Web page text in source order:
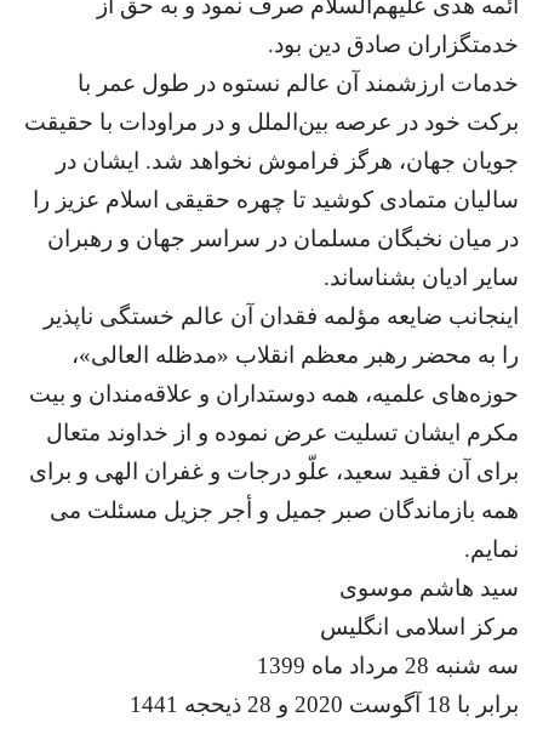
ائمه هدی علیهم‌السلام صرف نمود و به حق از
خدمتگزاران صادق دین بود.
خدمات ارزشمند آن عالم نستوه در طول عمر با
برکت خود در عرصه بین‌الملل و در مراودات با حقیقت
جویان جهان، هرگز فراموش نخواهد شد. ایشان در
سالیان متمادی کوشید تا چهره حقیقی اسلام عزیز را
در میان نخبگان مسلمان در سراسر جهان و رهبران
سایر ادیان بشناساند.
اینجانب ضایعه مؤلمه فقدان آن عالم خستگی ناپذیر
را به محضر رهبر معظم انقلاب «مدظله‌ العالی»،
حوزه‌های علمیه، همه دوستداران و علاقه‌مندان و بیت
مکرم ایشان تسلیت عرض نموده و از خداوند متعال
برای آن فقید سعید، علّو درجات و غفران الهی و برای
همه بازماندگان صبر جمیل و أجر جزیل مسئلت می
نمایم.
سید هاشم موسوی
مرکز اسلامی انگلیس
سه شنبه 28 مرداد ماه 1399
برابر با 18 آگوست 2020 و 28 ذیحجه 1441